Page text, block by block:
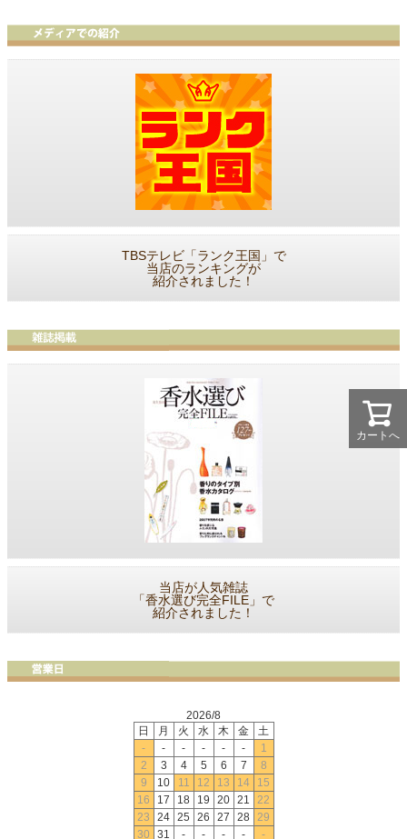
カートへ
TBSテレビ「ランク王国」で
当店のランキングが
紹介されました！
当店が人気雑誌
「香水選び完全FILE」で
紹介されました！
2026/8
日
月 火 水 木 金
土
-
- - - - -
1
2
3 4 5 6 7
8
9
10 11 12 13 14
15
16
17 18 19 20 21
22
23
24 25 26 27 28 29
30
31 - - - - -